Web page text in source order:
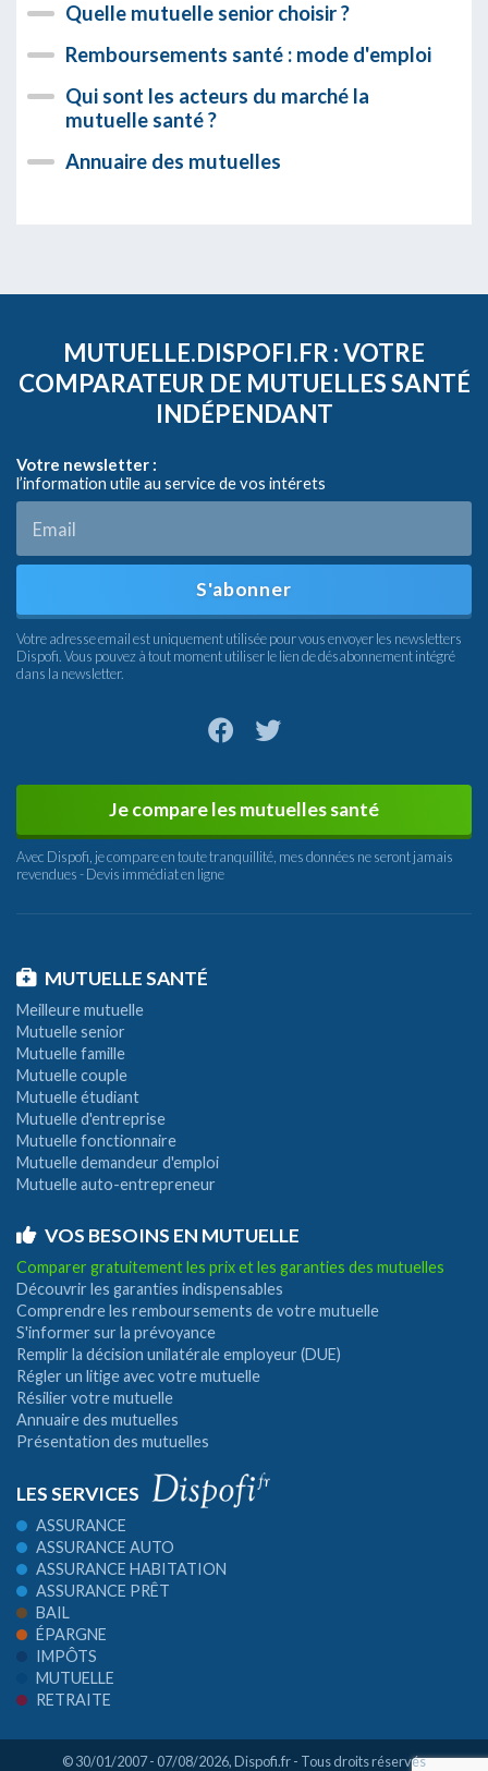
Quelle mutuelle senior choisir ?
Remboursements santé : mode d'emploi
Qui sont les acteurs du marché la
mutuelle santé ?
Annuaire des mutuelles
MUTUELLE.DISPOFI.FR : VOTRE
COMPARATEUR DE MUTUELLES SANTÉ
INDÉPENDANT
Votre newsletter :
l’information utile au service de vos intérets
S'abonner
Votre adresse email est uniquement utilisée pour vous envoyer les newsletters
Dispofi. Vous pouvez à tout moment utiliser le lien de désabonnement intégré
dans la newsletter.
Je compare les mutuelles santé
Avec Dispofi, je compare en toute tranquillité, mes données ne seront jamais
revendues - Devis immédiat en ligne
MUTUELLE SANTÉ
Meilleure mutuelle
Mutuelle senior
Mutuelle famille
Mutuelle couple
Mutuelle étudiant
Mutuelle d'entreprise
Mutuelle fonctionnaire
Mutuelle demandeur d'emploi
Mutuelle auto-entrepreneur
VOS BESOINS EN MUTUELLE
Comparer gratuitement les prix et les garanties des mutuelles
Découvrir les garanties indispensables
Comprendre les remboursements de votre mutuelle
S'informer sur la prévoyance
Remplir la décision unilatérale employeur (DUE)
Régler un litige avec votre mutuelle
Résilier votre mutuelle
Annuaire des mutuelles
Présentation des mutuelles
LES SERVICES
ASSURANCE
ASSURANCE AUTO
ASSURANCE HABITATION
ASSURANCE PRÊT
BAIL
ÉPARGNE
IMPÔTS
MUTUELLE
RETRAITE
© 30/01/2007 - 07/08/2026,Dispofi.fr- Tous droits réservés